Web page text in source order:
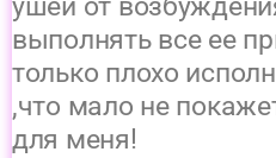
выполнять все ее
только плохо
,что мало не
для меня!